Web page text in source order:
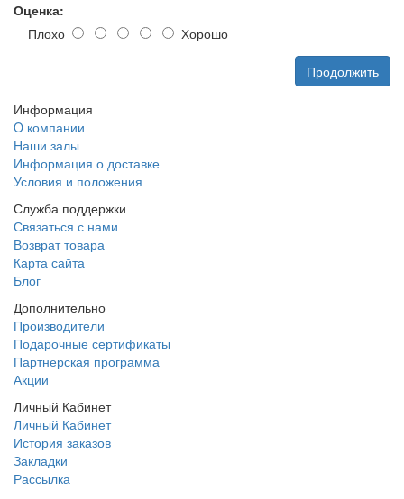
Оценка:
Плохо
Хорошо
Продолжить
Информация
O компании
Наши залы
Информация о доставке
Условия и положения
Служба поддержки
Связаться с нами
Возврат товара
Карта сайта
Блог
Дополнительно
Производители
Подарочные сертификаты
Партнерская программа
Акции
Личный Кабинет
Личный Кабинет
История заказов
Закладки
Рассылка